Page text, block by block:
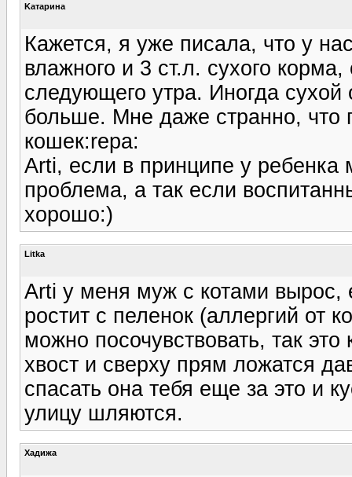
Kатарина
Кажется, я уже писала, что у
влажного и 3 ст.л. сухого
следующего утра. Иногда сухой
больше. Мне даже странно, что
кошек:repa:
Arti, если в принципе у ребенка
проблема, а так если
хорошо:)
Litka
Arti у меня муж с котами вырос,
ростит с пеленок (аллергий от
можно посочувствовать, так
хвост и сверху прям ложатся
спасать она тебя еще за это и
улицу шляются.
Хадижа